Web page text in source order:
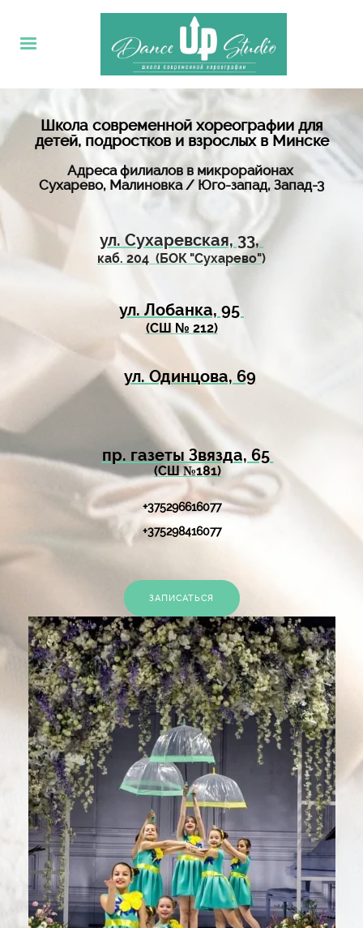
Школа современной хореографии для
детей, подростков и взрослых в Минске
Адреса филиалов в микрорайонах
Сухарево, Малиновка / Юго-запад, Запад-3
ул. Сухаревская, 33,
каб. 204 (БОК "Сухарево")
ул. Лобанка, 95
(СШ № 212)
ул. Одинцова, 69
пр. газеты Звязда, 65
(СШ №181)
+375296616077
+375298416077‬
ЗАПИСАТЬСЯ